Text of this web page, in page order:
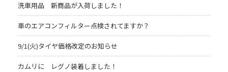
洗車用品 新商品が入荷しました！
車のエアコンフィルター点検されてますか？
9/1(火)タイヤ価格改定のお知らせ
カムリに レグノ装着しました！